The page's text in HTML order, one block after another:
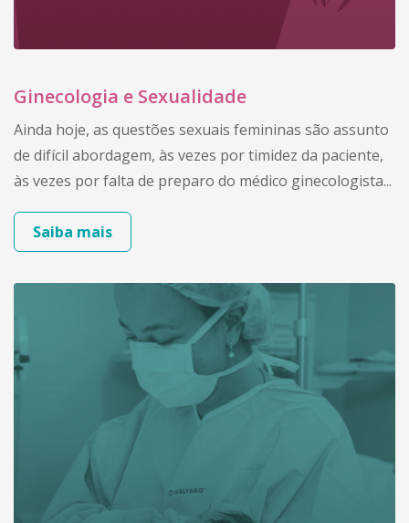
Ginecologia e Sexualidade
Ainda hoje, as questões sexuais femininas são assunto
de difícil abordagem, às vezes por timidez da paciente,
às vezes por falta de preparo do médico ginecologista...
Saiba mais